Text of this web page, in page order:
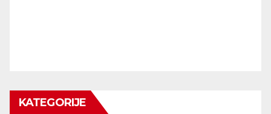
KATEGORIJE